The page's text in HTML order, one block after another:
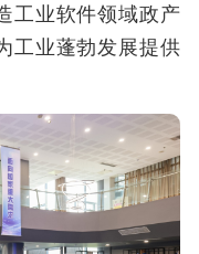
工业软件领域政产
工业蓬勃发展提供